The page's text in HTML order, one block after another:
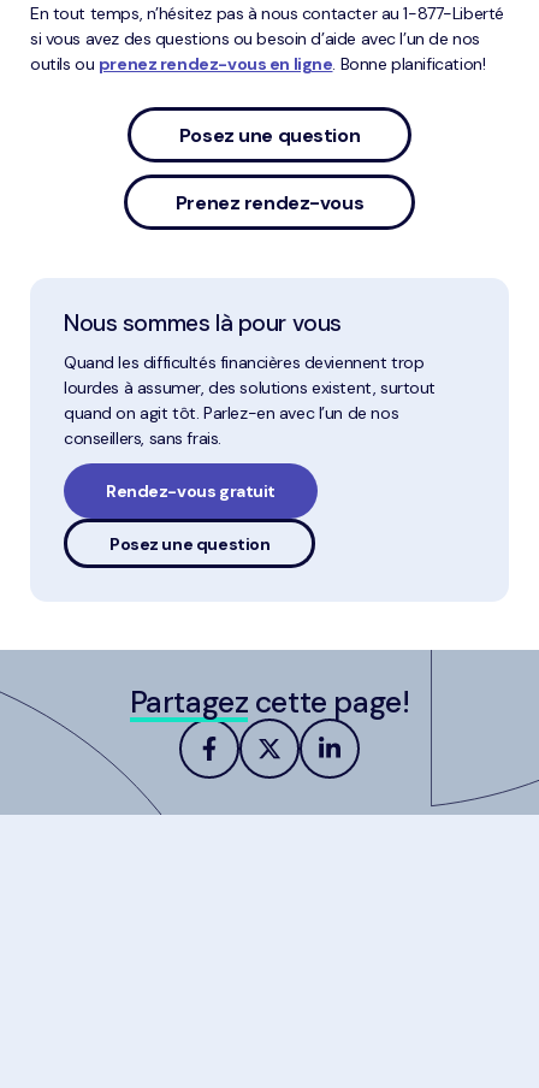
En tout temps, n’hésitez pas à nous contacter au 1-877-Liberté
si vous avez des questions ou besoin d’aide avec l’un de nos
outils ou prenez rendez-vous en ligne. Bonne planification!
Posez une question
Prenez rendez-vous
Nous sommes là pour vous
Quand les difficultés financières deviennent trop
lourdes à assumer, des solutions existent, surtout
quand on agit tôt. Parlez-en avec l’un de nos
conseillers, sans frais.
Rendez-vous gratuit
Posez une question
Partagez cette page!